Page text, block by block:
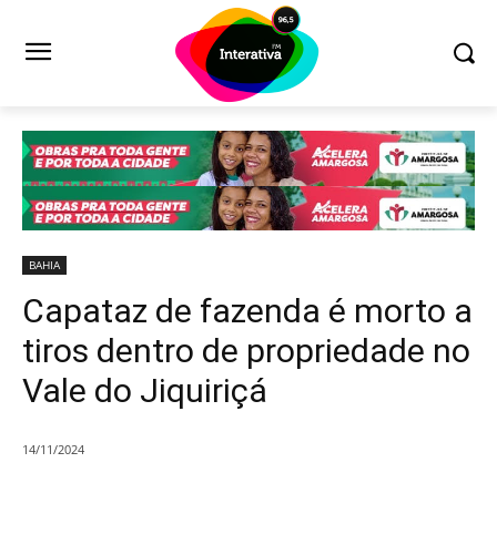
BAHIA
Capataz de fazenda é morto a
tiros dentro de propriedade no
Vale do Jiquiriçá
14/11/2024